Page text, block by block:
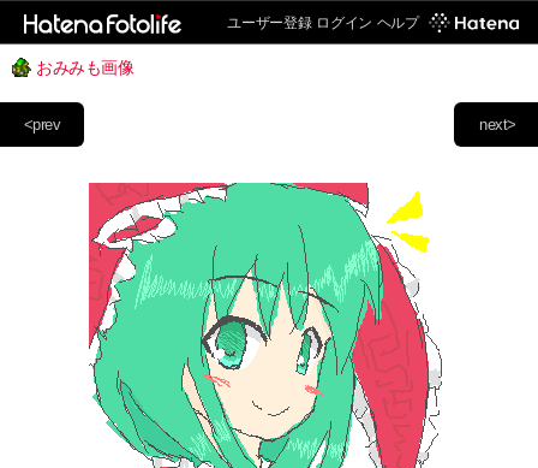
ユーザー登録 ログイン ヘルプ
おみみも画像
next>
<prev